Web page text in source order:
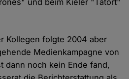
und beim Kieler "Tatort"
Kollegen folgte 2004 aber
Medienkampagne von
dann noch kein Ende fand,